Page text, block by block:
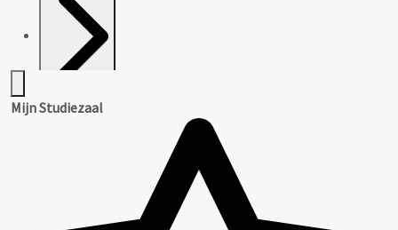
Mijn Studiezaal